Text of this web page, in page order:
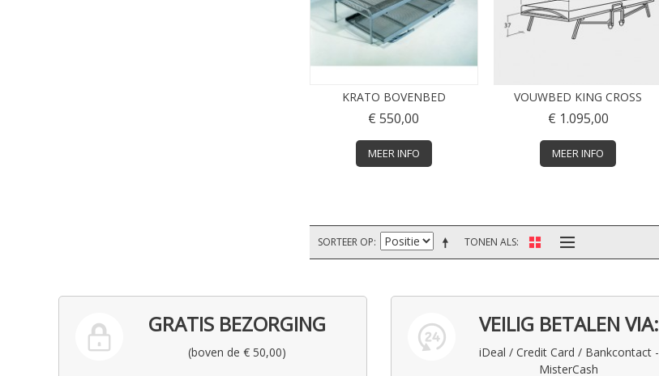
KRATO BOVENBED
€ 550,00
MEER INFO
VOUWBED KING CROSS
€ 1.095,00
MEER INFO
TONEN ALS
SORTEER OP
GRATIS BEZORGING
(boven de € 50,00)
VEILIG BETALEN VIA:
iDeal / Credit Card / Bankcontact -
MisterCash